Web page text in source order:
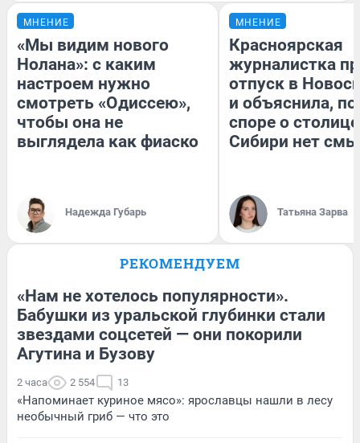
МНЕНИЕ
«Мы видим нового
Нолана»: с каким
настроем нужно
смотреть «Одиссею»,
чтобы она не
выглядела как фиаско
Надежда Губарь
МНЕНИЕ
Красноярская
журналистка
отпуск в
и объяснила,
споре о столице
Сибири нет
Татьяна Зарва
РЕКОМЕНДУЕМ
«Нам не хотелось популярности».
Бабушки из уральской глубинки стали
звездами соцсетей — они покорили
Агутина и Бузову
2 часа 2 554 13
«Напоминает куриное мясо»: ярославцы нашли в лесу
необычный гриб — что это